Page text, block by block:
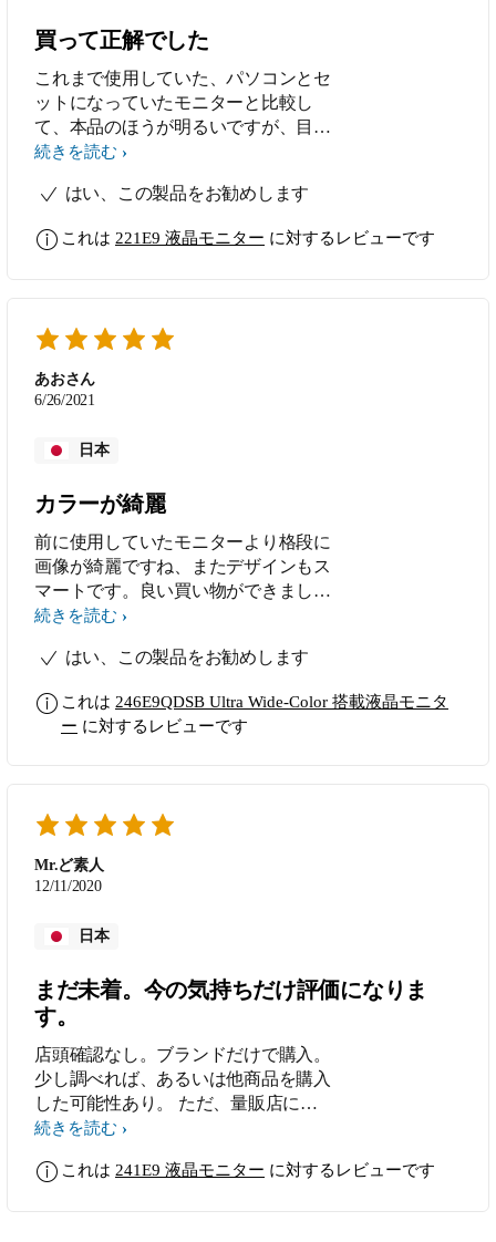
買って正解でした
これまで使用していた、パソコンとセ
ットになっていたモニターと比較し
て、本品のほうが明るいですが、目に
優しい明るさで、目が痛くならないで
者から買いました。
続きを読む
はい、この製品をお勧めします
これは 221E9 液晶モニター に対するレビューです
あおさん
6/26/2021
日本
カラーが綺麗
前に使用していたモニターより格段に
画像が綺麗ですね、またデザインもス
マートです。良い買い物ができまし
た。
続きを読む
はい、この製品をお勧めします
これは 246E9QDSB Ultra Wide-Color 搭載液晶モニタ
ー に対するレビューです
Mr.ど素人
12/11/2020
日本
まだ未着。今の気持ちだけ評価になりま
す。
店頭確認なし。ブランドだけで購入。
少し調べれば、あるいは他商品を購入
した可能性あり。 ただ、量販店に商
品展示有無、映像確認までする気はな
程安い方が、です。 迷いは、「安い
続きを読む
これは 241E9 液晶モニター に対するレビューです